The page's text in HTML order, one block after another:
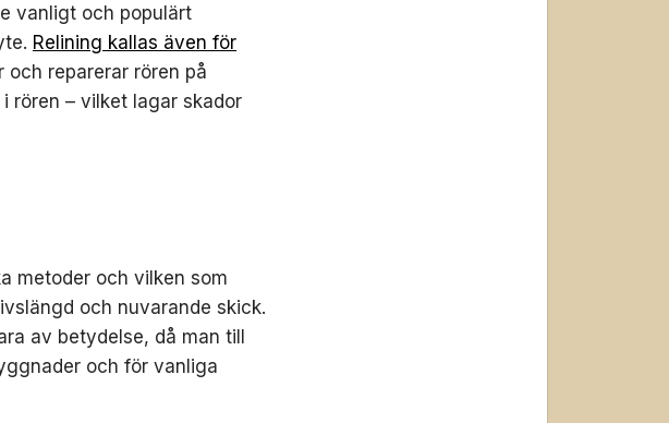
vanligt och populärt
Relining kallas även för
reparerar rören på
rören – vilket lagar skador
metoder och vilken som
och nuvarande skick.
av betydelse, då man till
och för vanliga